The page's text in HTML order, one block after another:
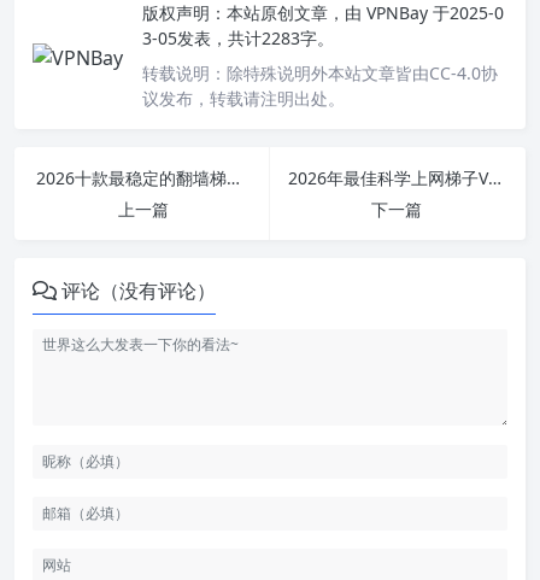
版权声明： 本站原创文章，由 VPNBay 于2025-0
3-05发表，共计2283字。
转载说明： 除特殊说明外本站文章皆由CC-4.0协
议发布，转载请注明出处。
2026十款最稳定的翻墙梯子VPN推荐，好用便宜的SS/SSR/V2Ray/Trojan专线机场节点
上一篇
2026年最佳科学上网梯子VPN推荐：稳定安全的翻墙机场选择
下一篇
评论（没有评论）